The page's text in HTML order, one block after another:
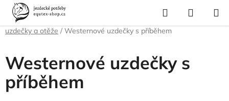
Přejít
obsah
Hledat
KOŠÍK
Domů
Pro koně
uzdečky a otěže / Westernové uzdečky s příběhem
Westernové uzdečky s
příběhem